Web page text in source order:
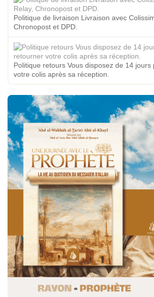
Politique de livraison Livraison avec
Chronopost et DPD.
Politique retours Vous disposez de 14
votre colis après sa réception.